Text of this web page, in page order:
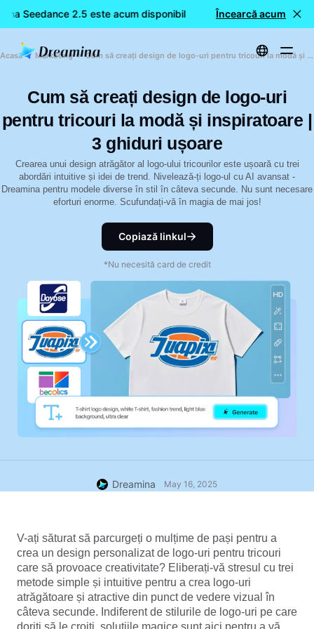
Seedance 2.5 este acum disponibil 🎉 Model nou LIVE:
Încearcă acum
Acasă Marketing Cum să creați design de logo-uri pentru tricouri la modă și inspiratoare | 3 ghiduri ușoare
Cum să creați design de logo-uri
pentru tricouri la modă și inspiratoare |
3 ghiduri ușoare
Crearea unui design atrăgător al logo-ului tricourilor este ușoară cu trei
abordări intuitive și idei de trend. Nivelează-ți logo-ul cu AI avansat -
Dreamina pentru modele diverse în stil în câteva secunde. Nu sunt necesare
eforturi enorme. Scufundați-vă în magia de mai jos!
Copiază linkul
*Nu necesită card de credit
Dreamina May 16, 2025
V-ați săturat să parcurgeți o mulțime de pași pentru a
crea un design personalizat de logo-uri pentru tricouri
care să provoace creativitate? Eliberați-vă stresul cu trei
metode simple și intuitive pentru a crea logo-uri
atrăgătoare și atractive din punct de vedere vizual în
câteva secunde. Indiferent de stilurile de logo-uri pe care
doriți să le croiți, soluțiile magice sunt aici pentru a vă